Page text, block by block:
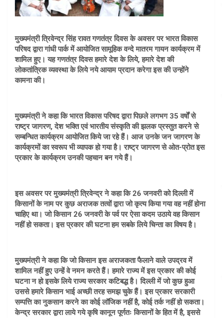
मुख्यमंत्री त्रिवेन्द्र सिंह रावत गणतंत्र दिवस के अवसर पर भारत विकास
परिषद द्वारा गांधी पार्क में आयोजित सामूहिक वन्दे मातरम गायन कार्यक्रम में
शामिल हुए। यह गणतंत्र दिवस हमारे देश के लिये, हमारे देश की
लोकतांत्रिक व्यवस्था के लिये नये आयाम प्रदान करेगा इस की उन्होंने
कामना की।
मुख्यमंत्री ने कहा कि भारत विकास परिषद द्वारा पिछले लगभग 35 वर्षों से
राष्ट्र जागरण, देश भक्ति एवं भारतीय संस्कृति की झलक प्रस्तुत करने से
सम्बन्धित कार्यक्रम आयोजित किये जा रहे हैं। आज उनके जन जागरण के
कार्यक्रमों का स्वरूप भी व्यापक हो गया है। राष्ट्र जागरण से ओत-प्रोत इस
प्रकार के कार्यक्रम उनकी पहचान बन गये हैं।
इस अवसर पर मुख्यमंत्री त्रिवेन्द्र ने कहा कि 26 जनवरी को दिल्ली में
किसानों के नाम पर कुछ अराजक तत्वों द्वारा जो कृत्य किया गया वह नहीं होना
चाहिए था। जो किसान 26 जनवरी के पर्व पर ऐसा कदम उठाये वह किसान
नहीं हो सकता। इस प्रकार की घटना हम सबके लिये चिन्ता का विषय है।
मुख्यमंत्री ने कहा कि जो किसान इस अराजकता फैलाने वाले उपद्रव में
शामिल नहीं हुए उन्हें वे नमन करते हैं। हमारे राज्य में इस प्रकार की कोई
घटना न हो इसके लिये राज्य सरकार कटिबद्ध है। दिल्ली में जो कुछ हुआ
उससे हमारे किसान भाई अच्छी तरह समझ चुके हैं। इस प्रकार सरकारी
सम्पत्ति का नुकसान करने का कोई लॉजिक नहीं है, कोई तर्क नहीं हो सकता।
केन्द्र सरकार द्वारा लाये गये कृषि कानून पूर्णतः किसानों के हित में है, इससे